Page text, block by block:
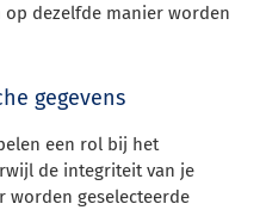
op dezelfde manier worden
gegevens
een rol bij het
de integriteit van je
worden geselecteerde